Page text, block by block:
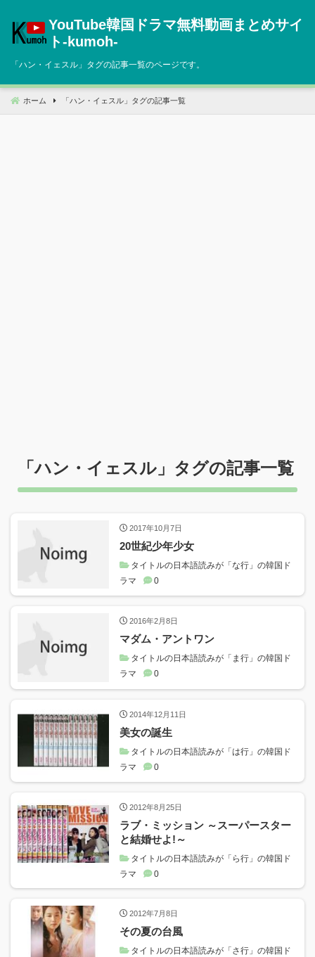
へ
動
YouTube韓国ドラマ無料動画まとめサイ
ト‐kumoh‐
「ハン・イェスル 」タグの記事一覧のページです。
ホーム 「 ハン・イェスル 」タグの記事一覧
「ハン・イェスル 」タグの記事一覧
2017年10月7日
20世紀少年少女
タイトルの日本語読みが「な行」の韓国ド
ラマ
0
2016年2月8日
マダム・アントワン
タイトルの日本語読みが「ま行」の韓国ド
ラマ
0
2014年12月11日
美女の誕生
タイトルの日本語読みが「は行」の韓国ド
ラマ
0
2012年8月25日
ラブ・ミッション ～スーパースター
と結婚せよ!～
タイトルの日本語読みが「ら行」の韓国ド
ラマ
0
2012年7月8日
その夏の台風
タイトルの日本語読みが「さ行」の韓国ド